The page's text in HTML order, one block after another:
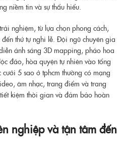
niềm tin và sự thấu hiểu.
nghiệm, từ lựa chọn phong cách,
thứ tự nghi lễ. Đội ngũ chuyên gia
ánh sáng 3D mapping, pháo hoa
đáo, hòa quyện tự nhiên vào tổng
5 sao ở tphcm thường có mạng
âm nhạc, trang điểm và trang
kiệm thời gian và đảm bảo hoàn
nghiệp và tận tâm đến